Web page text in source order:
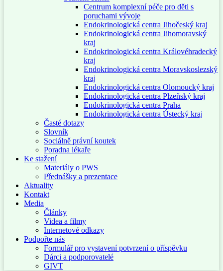
Centrum komplexní péče pro děti s
poruchami vývoje
Endokrinologická centra Jihočeský kraj
Endokrinologická centra Jihomoravský
kraj
Endokrinologická centra Královéhradecký
kraj
Endokrinologická centra Moravskoslezský
kraj
Endokrinologická centra Olomoucký kraj
Endokrinologická centra Plzeňský kraj
Endokrinologická centra Praha
Endokrinologická centra Ústecký kraj
Časté dotazy
Slovník
Sociálně právní koutek
Poradna lékaře
Ke stažení
Materiály o PWS
Přednášky a prezentace
Aktuality
Kontakt
Media
Články
Videa a filmy
Internetové odkazy
Podpořte nás
Formulář pro vystavení potvrzení o příspěvku
Dárci a podporovatelé
GIVT